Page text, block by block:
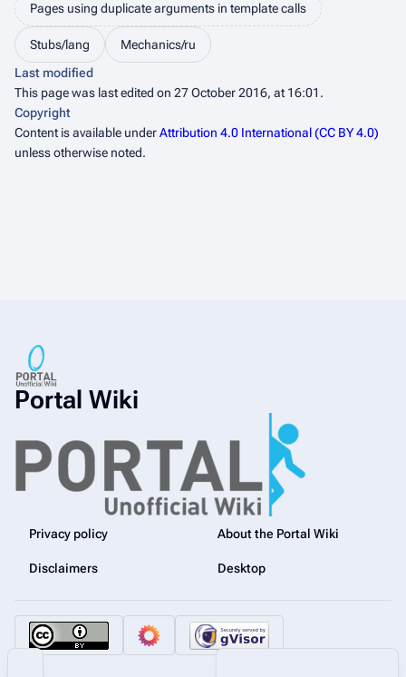
Contents
Pages using duplicate arguments in template calls
Stubs/lang
Mechanics/ru
Last modified
This page was last edited on 27 October 2016, at 16:01.
Copyright
Content is available underAttribution 4.0 International (CC BY 4.0)
unless otherwise noted.
Portal Wiki
Privacy policy About the Portal Wiki
Disclaimers Desktop